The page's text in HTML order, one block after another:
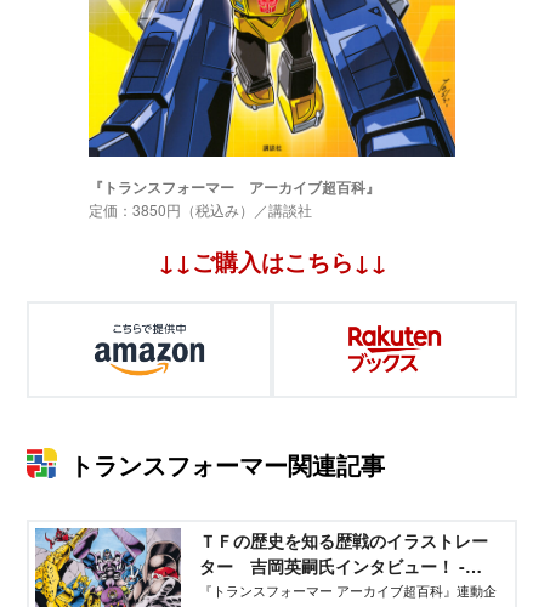
『トランスフォーマー アーカイブ超百科』
定価：3850円（税込み）／講談社
↓↓ご購入はこちら↓↓
トランスフォーマー関連記事
ＴＦの歴史を知る歴戦のイラストレー
ター 吉岡英嗣氏インタビュー！ -
TELEMAGA.net｜講談社
『トランスフォーマー アーカイブ超百科』連動企